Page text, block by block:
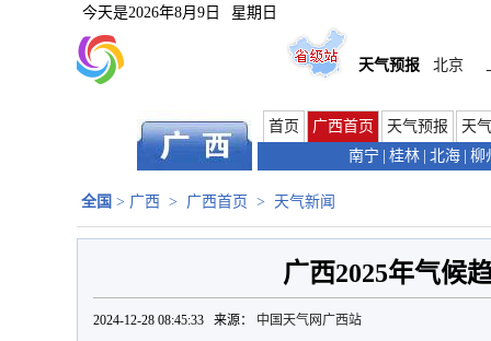
今天是2026年8月9日 星期日
天气预报 北京
首页 广西首页 天气预报
天
南宁
桂林 北海 柳
全国 > 广西 > 广西首页 > 天气新闻
广西2025年气候
2024-12-28 08:45:33 来源： 中国天气网广西站